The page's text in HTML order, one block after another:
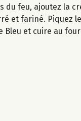
du feu, ajoutez la
et fariné. Piquez
et cuire au four